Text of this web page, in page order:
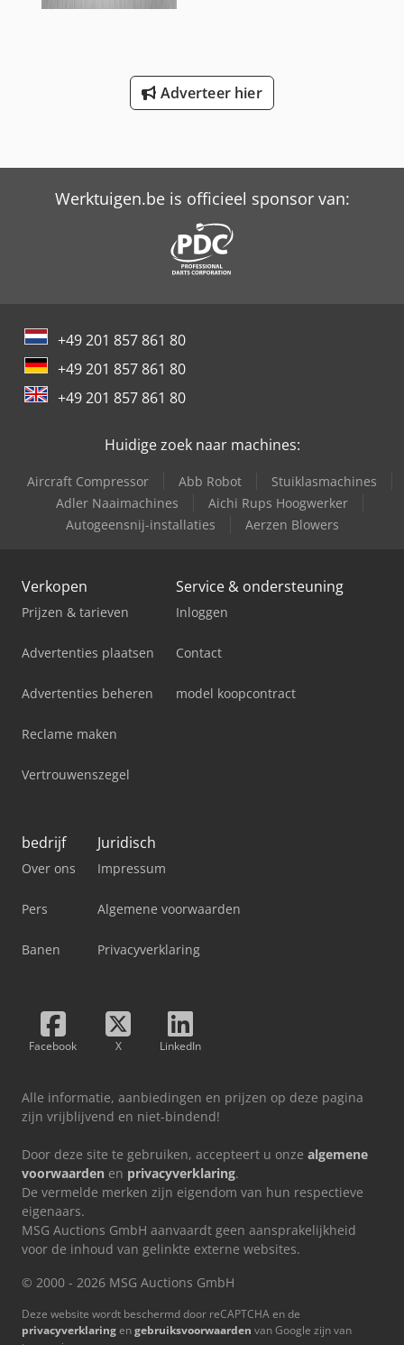
Adverteer hier
Werktuigen.be is officieel sponsor van:
+49 201 857 861 80
+49 201 857 861 80
+49 201 857 861 80
Huidige zoek naar machines:
Aircraft Compressor Abb Robot
Stuiklasmachines
Adler Naaimachines
Aichi Rups Hoogwerker
Autogeensnij-installaties
Aerzen Blowers
Verkopen
Prijzen & tarieven
Advertenties plaatsen
Advertenties beheren
Reclame maken
Vertrouwenszegel
Service & ondersteuning
Inloggen
Contact
model koopcontract
bedrijf
Over ons
Pers
Banen
Juridisch
Impressum
Algemene voorwaarden
Privacyverklaring
Facebook X LinkedIn
Alle informatie, aanbiedingen en prijzen op deze pagina
zijn vrijblijvend en niet-bindend!
Door deze site te gebruiken, accepteert u onze algemene
voorwaarden en privacyverklaring.
De vermelde merken zijn eigendom van hun respectieve
eigenaars.
MSG Auctions GmbH aanvaardt geen aansprakelijkheid
voor de inhoud van gelinkte externe websites.
© 2000 - 2026 MSG Auctions GmbH
Deze website wordt beschermd door reCAPTCHA en de
privacyverklaringengebruiksvoorwaarden van Google zijn van